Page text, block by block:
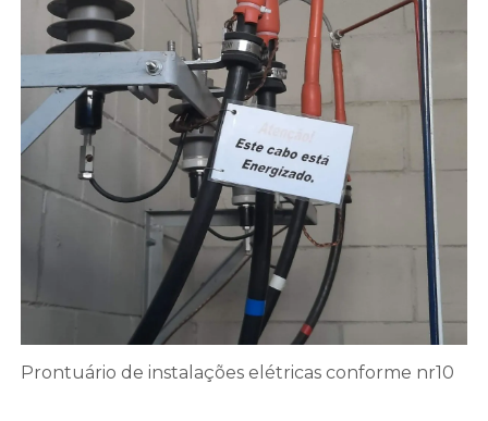
Prontuário de instalações elétricas conforme nr10